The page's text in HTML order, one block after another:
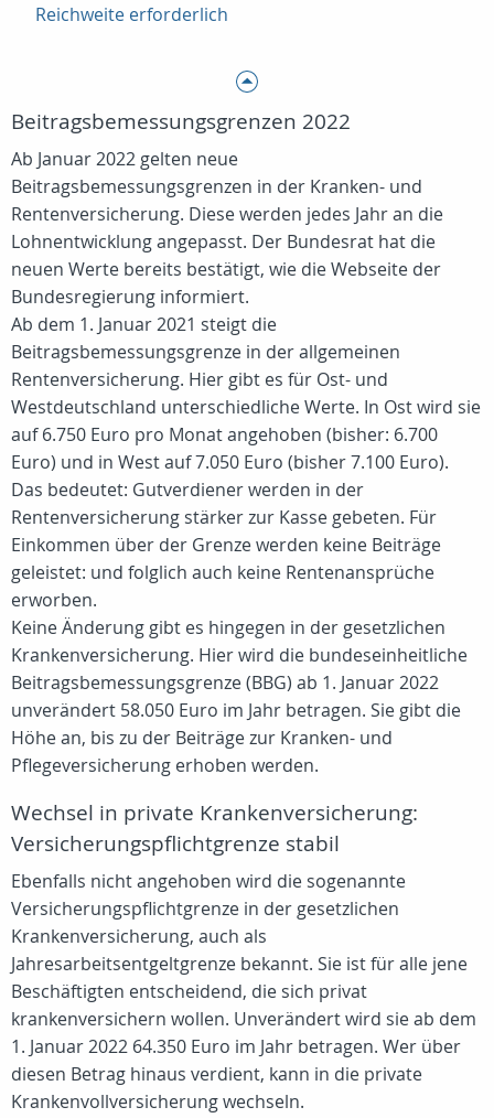
Reichweite erforderlich
Beitragsbemessungsgrenzen 2022
Ab Januar 2022 gelten neue
Beitragsbemessungsgrenzen in der Kranken- und
Rentenversicherung. Diese werden jedes Jahr an die
Lohnentwicklung angepasst. Der Bundesrat hat die
neuen Werte bereits bestätigt, wie die Webseite der
Bundesregierung informiert.
Ab dem 1. Januar 2021 steigt die
Beitragsbemessungsgrenze in der allgemeinen
Rentenversicherung. Hier gibt es für Ost- und
Westdeutschland unterschiedliche Werte. In Ost wird sie
auf 6.750 Euro pro Monat angehoben (bisher: 6.700
Euro) und in West auf 7.050 Euro (bisher 7.100 Euro).
Das bedeutet: Gutverdiener werden in der
Rentenversicherung stärker zur Kasse gebeten. Für
Einkommen über der Grenze werden keine Beiträge
geleistet: und folglich auch keine Rentenansprüche
erworben.
Keine Änderung gibt es hingegen in der gesetzlichen
Krankenversicherung. Hier wird die bundeseinheitliche
Beitragsbemessungsgrenze (BBG) ab 1. Januar 2022
unverändert 58.050 Euro im Jahr betragen. Sie gibt die
Höhe an, bis zu der Beiträge zur Kranken- und
Pflegeversicherung erhoben werden.
Wechsel in private Krankenversicherung:
Versicherungspflichtgrenze stabil
Ebenfalls nicht angehoben wird die sogenannte
Versicherungspflichtgrenze in der gesetzlichen
Krankenversicherung, auch als
Jahresarbeitsentgeltgrenze bekannt. Sie ist für alle jene
Beschäftigten entscheidend, die sich privat
krankenversichern wollen. Unverändert wird sie ab dem
1. Januar 2022 64.350 Euro im Jahr betragen. Wer über
diesen Betrag hinaus verdient, kann in die private
Krankenvollversicherung wechseln.